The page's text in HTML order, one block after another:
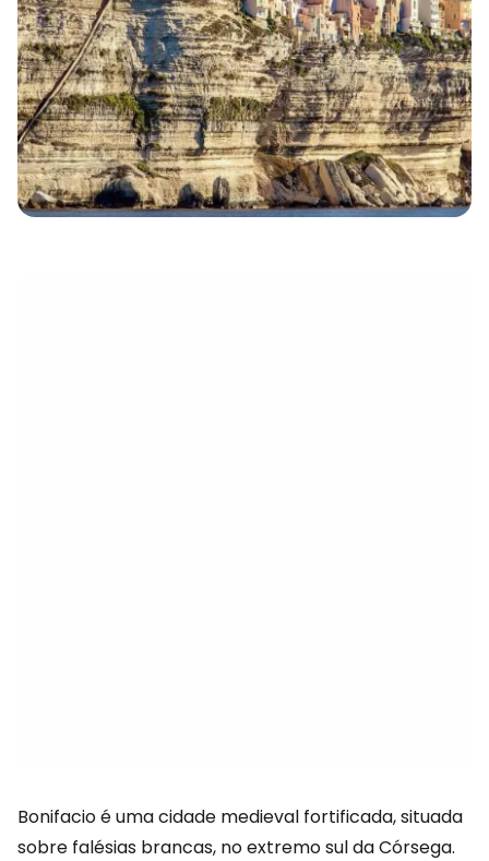
Bonifacio é uma cidade medieval fortificada, situada
sobre falésias brancas, no extremo sul da Córsega.
eletrónico